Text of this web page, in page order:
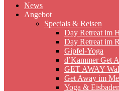
News
Angebot
Specials & Reisen
Day Retreat im
Day Retreat im
Gipfel-Yoga
d’Kammer Get
GET AWAY
Get Away im
Yoga &